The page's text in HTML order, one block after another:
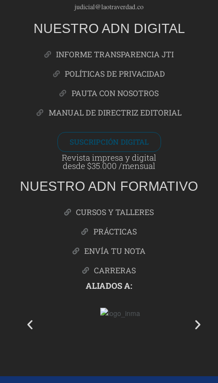
judicial@laotraverdad.co
NUESTRO ADN DIGITAL
INFORME TRANSPARENCIA JTI
POLÍTICAS DE PRIVACIDAD
PAUTA CON NOSOTROS
MANUAL DE DIRECTRIZ EDITORIAL
SUSCRIPCIÓN DIGITAL
Revista impresa y digital
desde $35.000 /mensual
NUESTRO ADN FORMATIVO
CURSOS Y TALLERES
PRÁCTICAS
ENVÍA TU NOTA
CARRERAS
ALIADOS A: